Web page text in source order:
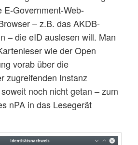
E-Government-Web-
– z.B. das AKDB-
– die eID auslesen will. Man
wie der Open
vorab über die
zugreifenden Instanz
noch nicht getan – zum
nPA in das Lesegerät